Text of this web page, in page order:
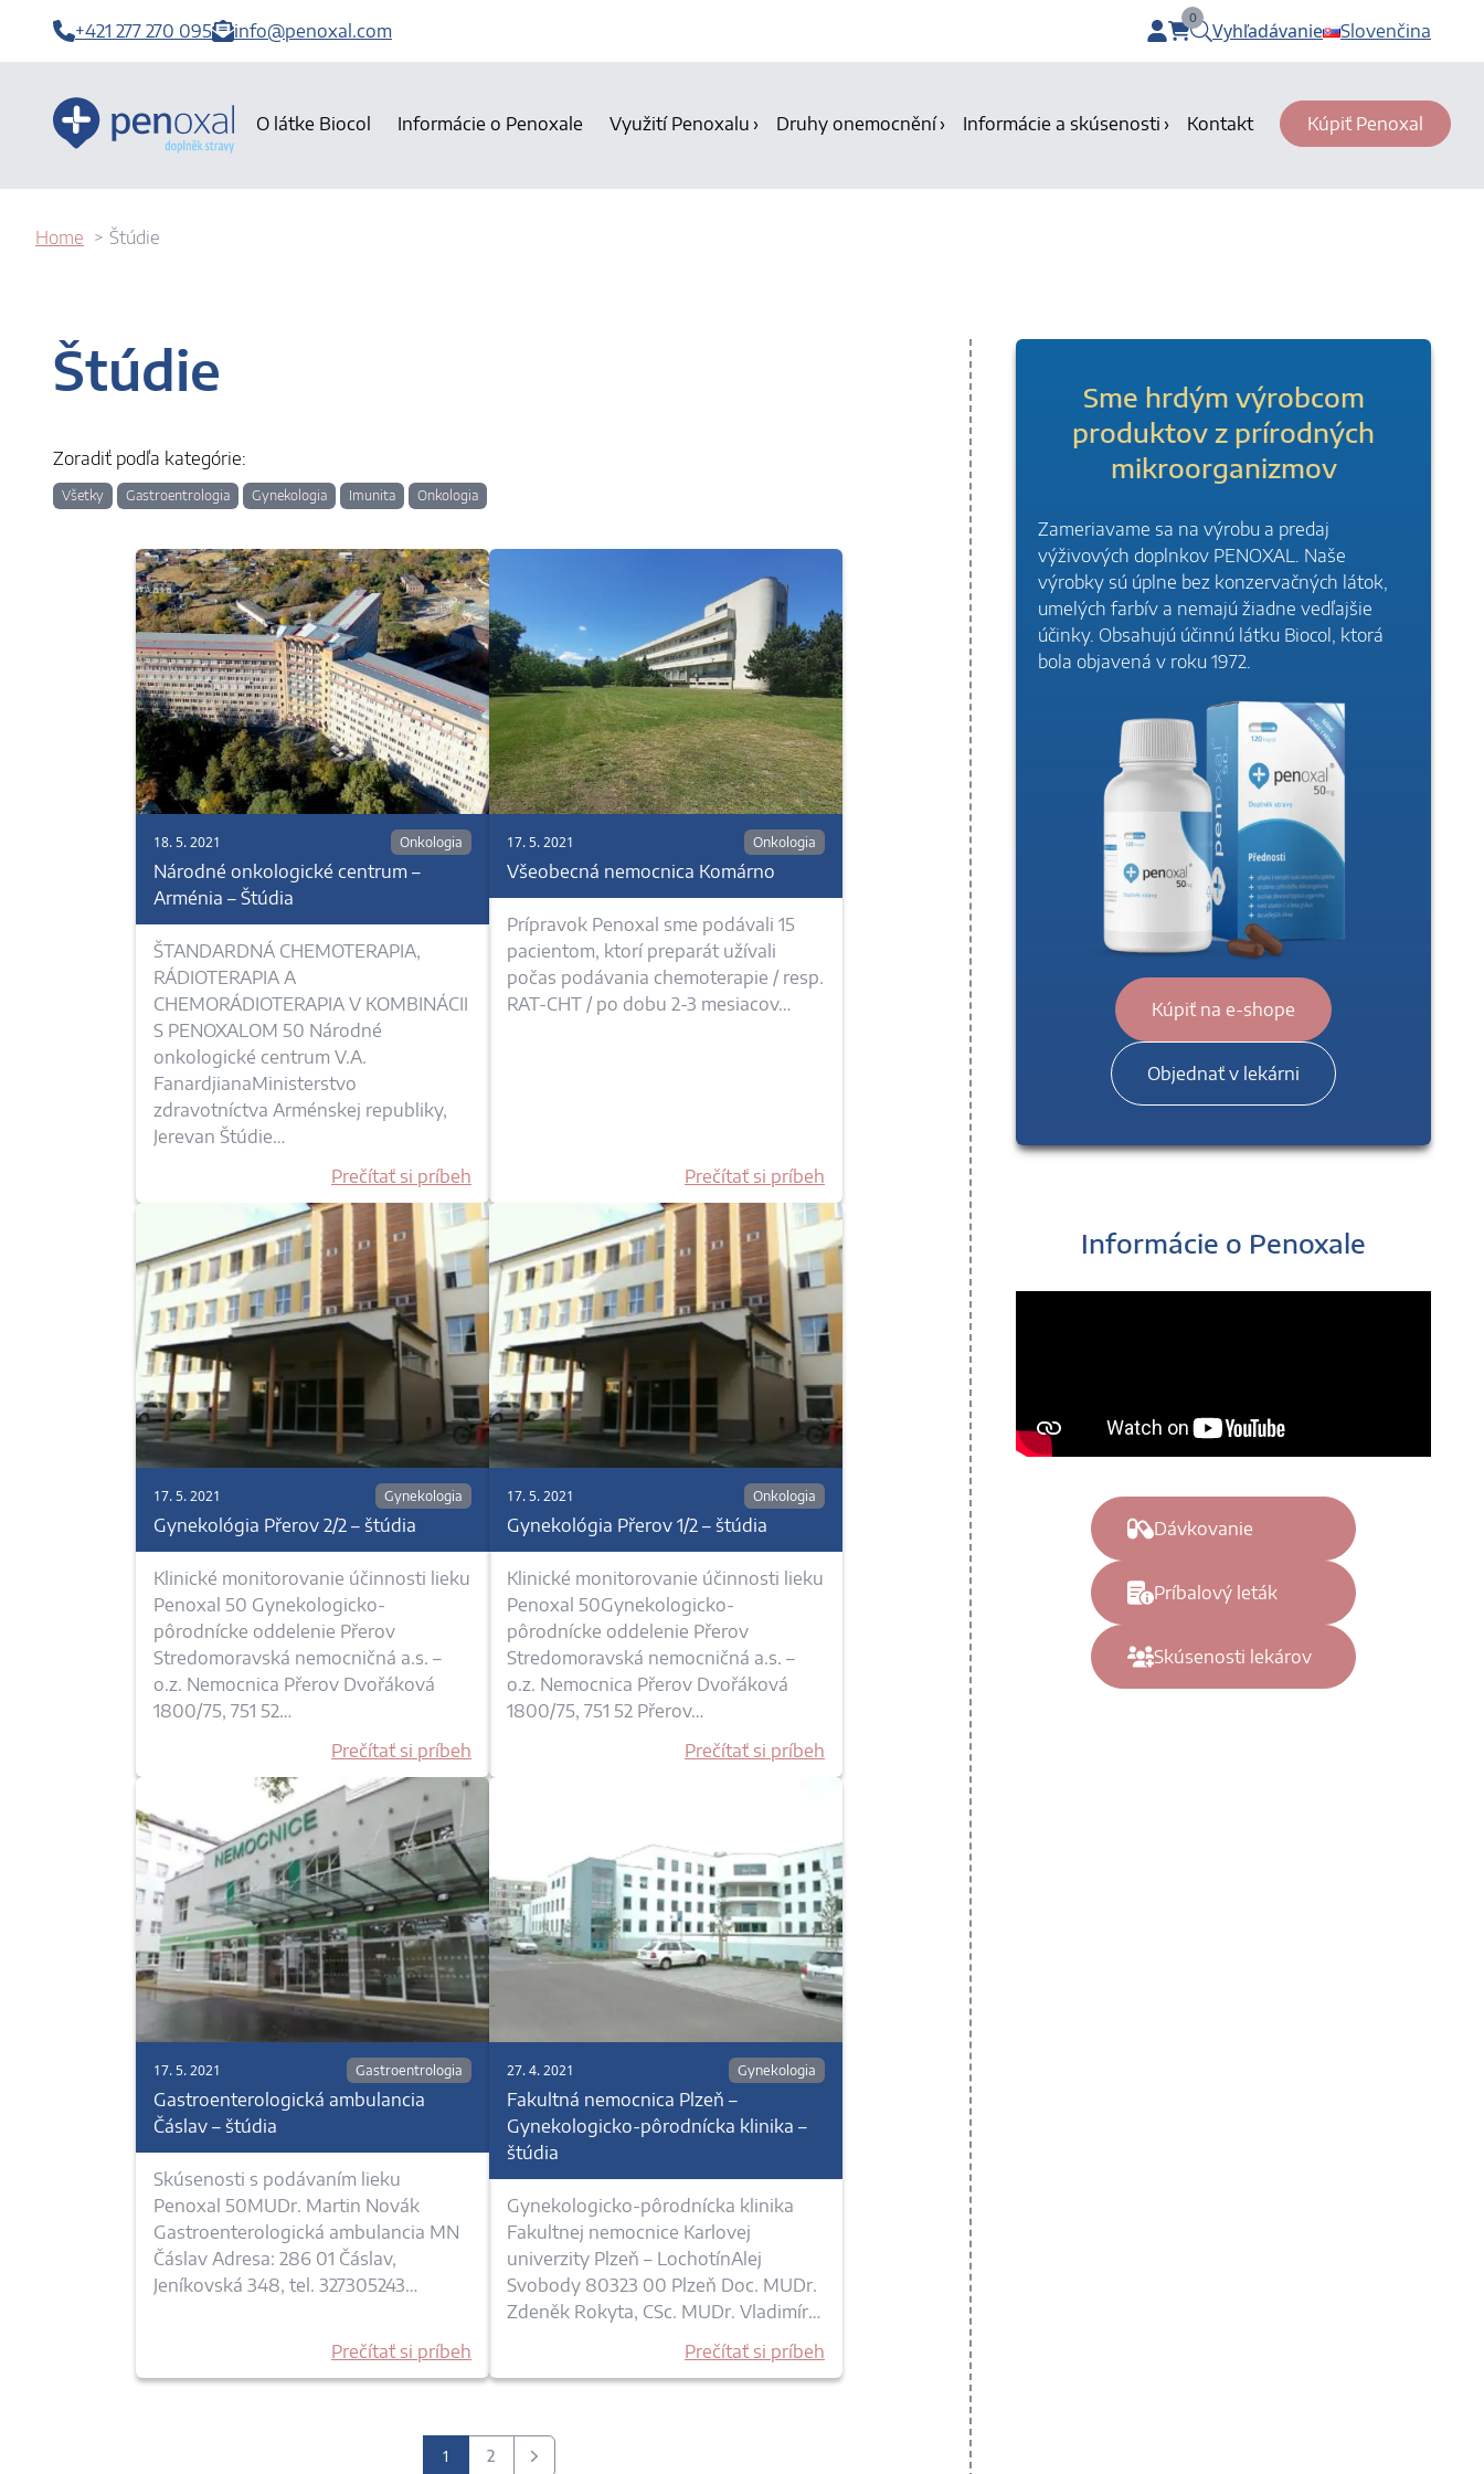
+421 277 270 095 info@penoxal.com
0
items in cart, view bag
Vyhľadávanie Slovenčina
O látke Biocol Informácie o Penoxale Využití Penoxalu Druhy onemocnění Informácie a skúsenosti Kontakt Kúpiť Penoxal
Home Štúdie
Štúdie
Zoradiť podľa kategórie:
Všetky Gastroentrologia Gynekologia Imunita Onkologia
18. 5. 2021 Onkologia
Národné onkologické centrum –
Arménia – Štúdia
ŠTANDARDNÁ CHEMOTERAPIA,
RÁDIOTERAPIA A
CHEMORÁDIOTERAPIA V KOMBINÁCII
S PENOXALOM 50 Národné
onkologické centrum V.A.
FanardjianaMinisterstvo
zdravotníctva Arménskej republiky,
Jerevan Štúdie…
Prečítať si príbeh
17. 5. 2021 Onkologia
Všeobecná nemocnica Komárno
Prípravok Penoxal sme podávali 15
pacientom, ktorí preparát užívali
počas podávania chemoterapie / resp.
RAT-CHT / po dobu 2-3 mesiacov…
Prečítať si príbeh
17. 5. 2021 Gynekologia
Gynekológia Přerov 2/2 – štúdia
Klinické monitorovanie účinnosti lieku
Penoxal 50 Gynekologicko-
pôrodnícke oddelenie Přerov
Stredomoravská nemocničná a.s. –
o.z. Nemocnica Přerov Dvořáková
1800/75, 751 52…
Prečítať si príbeh
17. 5. 2021 Onkologia
Gynekológia Přerov 1/2 – štúdia
Klinické monitorovanie účinnosti lieku
Penoxal 50Gynekologicko-
pôrodnícke oddelenie Přerov
Stredomoravská nemocničná a.s. –
o.z. Nemocnica Přerov Dvořáková
1800/75, 751 52 Přerov…
Prečítať si príbeh
17. 5. 2021 Gastroentrologia
Gastroenterologická ambulancia
Čáslav – štúdia
Skúsenosti s podávaním lieku
Penoxal 50MUDr. Martin Novák
Gastroenterologická ambulancia MN
Čáslav Adresa: 286 01 Čáslav,
Jeníkovská 348, tel. 327305243…
Prečítať si príbeh
27. 4. 2021 Gynekologia
Fakultná nemocnica Plzeň –
Gynekologicko-pôrodnícka klinika –
štúdia
Gynekologicko-pôrodnícka klinika
Fakultnej nemocnice Karlovej
univerzity Plzeň – LochotínAlej
Svobody 80323 00 Plzeň Doc. MUDr.
Zdeněk Rokyta, CSc. MUDr. Vladimír…
Prečítať si príbeh
1 2 Ďalšie
Sme hrdým výrobcom
produktov z prírodných
mikroorganizmov
Zameriavame sa na výrobu a predaj
výživových doplnkov PENOXAL. Naše
výrobky sú úplne bez konzervačných látok,
umelých farbív a nemajú žiadne vedľajšie
účinky. Obsahujú účinnú látku Biocol, ktorá
bola objavená v roku 1972.
Kúpiť na e-shope
Objednať v lekárni
Informácie o Penoxale
Dávkovanie
Príbalový leták
Skúsenosti lekárov